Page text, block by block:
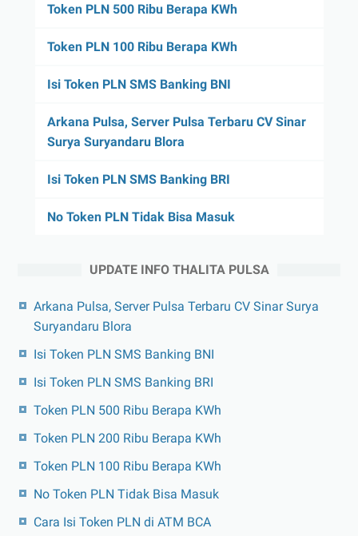
Token PLN 500 Ribu Berapa KWh
Token PLN 100 Ribu Berapa KWh
Isi Token PLN SMS Banking BNI
Arkana Pulsa, Server Pulsa Terbaru CV Sinar
Surya Suryandaru Blora
Isi Token PLN SMS Banking BRI
No Token PLN Tidak Bisa Masuk
UPDATE INFO THALITA PULSA
Arkana Pulsa, Server Pulsa Terbaru CV Sinar Surya
Suryandaru Blora
Isi Token PLN SMS Banking BNI
Isi Token PLN SMS Banking BRI
Token PLN 500 Ribu Berapa KWh
Token PLN 200 Ribu Berapa KWh
Token PLN 100 Ribu Berapa KWh
No Token PLN Tidak Bisa Masuk
Cara Isi Token PLN di ATM BCA